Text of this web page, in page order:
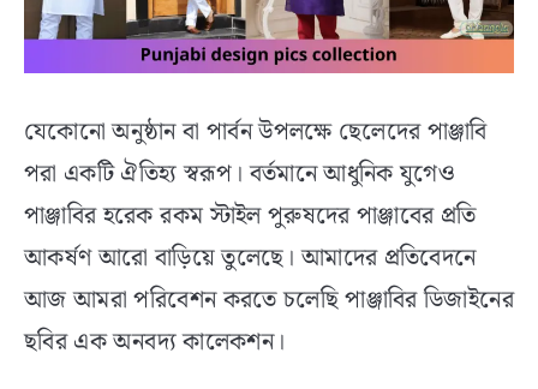
যেকোনো অনুষ্ঠান বা পার্বন উপলক্ষে ছেলেদের পাঞ্জাবি
পরা একটি ঐতিহ্য স্বরূপ। বর্তমানে আধুনিক যুগেও
পাঞ্জাবির হরেক রকম স্টাইল পুরুষদের পাঞ্জাবের প্রতি
আকর্ষণ আরো বাড়িয়ে তুলেছে। আমাদের প্রতিবেদনে
আজ আমরা পরিবেশন করতে চলেছি পাঞ্জাবির ডিজাইনের
ছবির এক অনবদ্য কালেকশন।